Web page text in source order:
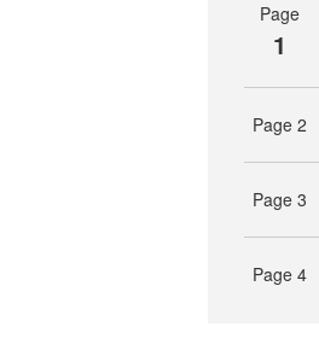
Page
1
Page 2
Page 3
Page 4